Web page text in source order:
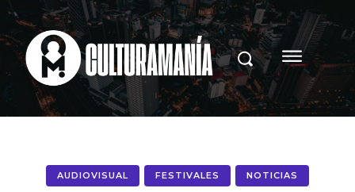
AUDIOVISUAL FESTIVALES NOTICIAS